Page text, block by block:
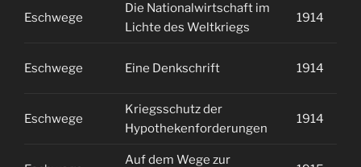
Eschwege
Die Nationalwirtschaft im
Lichte des Weltkriegs
1914
Eschwege Eine Denkschrift 1914
Eschwege
Kriegsschutz der
Hypothekenforderungen
1914
Auf dem Wege zur